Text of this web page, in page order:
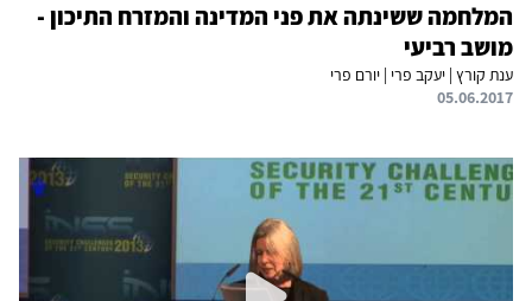
המלחמה ששינתה את פני המדינה והמזרח התיכון -
מושב רביעי
ענת קורץ | יעקב פרי | יורם פרי
05.06.2017